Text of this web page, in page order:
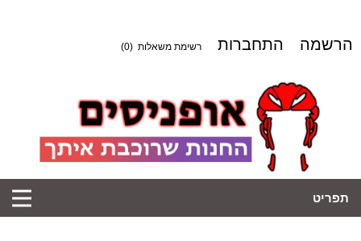
הרשמה התחברות רשימת משאלות (0)
תפריט